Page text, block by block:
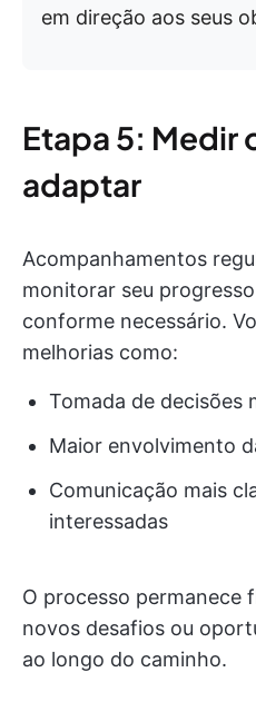
em direção aos seus
Etapa 5: Medir
adaptar
Acompanhamentos
monitorar seu
conforme necessário.
melhorias como:
Tomada de decisões
Maior envolvimento
Comunicação mais
interessadas
O processo permanece
novos desafios ou
ao longo do caminho.